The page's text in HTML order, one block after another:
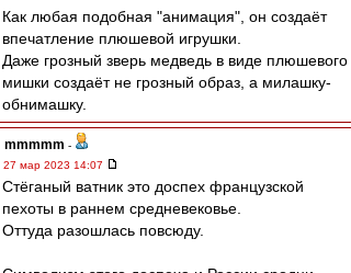
Как любая подобная "анимация", он создаёт
впечатление плюшевой игрушки.
Даже грозный зверь медведь в виде плюшевого
мишки создаёт не грозный образ, а милашку-
обнимашку.
mmmmm -
27 мар 2023 14:07
Стёганый ватник это доспех французской
пехоты в раннем средневековье.
Оттуда разошлась повсюду.